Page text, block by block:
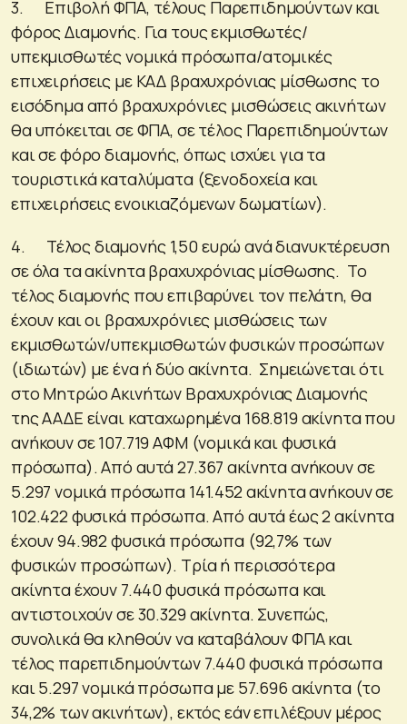
3. Επιβολή ΦΠΑ, τέλους Παρεπιδημούντων και
φόρος Διαμονής. Για τους εκμισθωτές/
υπεκμισθωτές νομικά πρόσωπα/ατομικές
επιχειρήσεις με ΚΑΔ βραχυχρόνιας μίσθωσης το
εισόδημα από βραχυχρόνιες μισθώσεις ακινήτων
θα υπόκειται σε ΦΠΑ, σε τέλος Παρεπιδημούντων
και σε φόρο διαμονής, όπως ισχύει για τα
τουριστικά καταλύματα (ξενοδοχεία και
επιχειρήσεις ενοικιαζόμενων δωματίων).
4. Τέλος διαμονής 1,50 ευρώ ανά διανυκτέρευση
σε όλα τα ακίνητα βραχυχρόνιας μίσθωσης. Το
τέλος διαμονής που επιβαρύνει τον πελάτη, θα
έχουν και οι βραχυχρόνιες μισθώσεις των
εκμισθωτών/υπεκμισθωτών φυσικών προσώπων
(ιδιωτών) με ένα ή δύο ακίνητα. Σημειώνεται ότι
στο Μητρώο Ακινήτων Βραχυχρόνιας Διαμονής
της ΑΑΔΕ είναι καταχωρημένα 168.819 ακίνητα που
ανήκουν σε 107.719 ΑΦΜ (νομικά και φυσικά
πρόσωπα). Από αυτά 27.367 ακίνητα ανήκουν σε
5.297 νομικά πρόσωπα 141.452 ακίνητα ανήκουν σε
102.422 φυσικά πρόσωπα. Από αυτά έως 2 ακίνητα
έχουν 94.982 φυσικά πρόσωπα (92,7% των
φυσικών προσώπων). Τρία ή περισσότερα
ακίνητα έχουν 7.440 φυσικά πρόσωπα και
αντιστοιχούν σε 30.329 ακίνητα. Συνεπώς,
συνολικά θα κληθούν να καταβάλουν ΦΠΑ και
τέλος παρεπιδημούντων 7.440 φυσικά πρόσωπα
και 5.297 νομικά πρόσωπα με 57.696 ακίνητα (το
34,2% των ακινήτων), εκτός εάν επιλέξουν μέρος